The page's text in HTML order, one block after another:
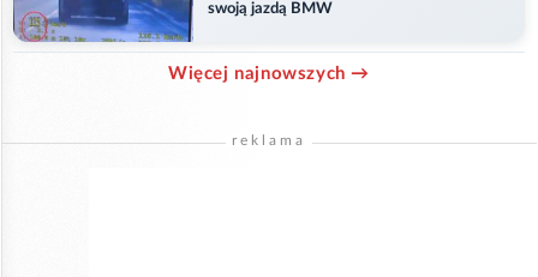
swoją jazdą BMW
Więcej najnowszych →
reklama